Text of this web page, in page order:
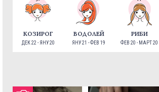
КОЗИРОГ
ДЕК 22 - ЯНУ 20
ВОДОЛЕЙ
ЯНУ 21 - ФЕВ 19
РИБИ
ФЕВ 20 - МАРТ 20